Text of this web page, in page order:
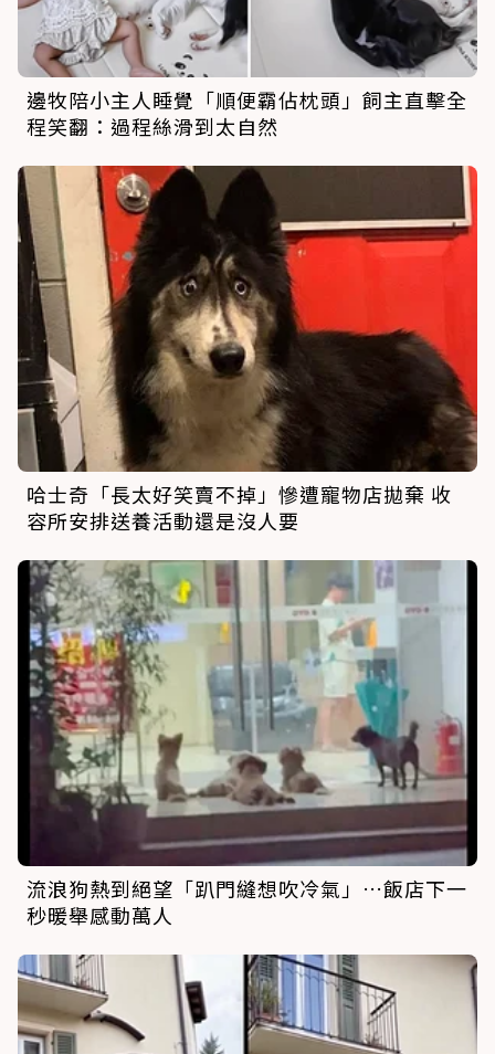
邊牧陪小主人睡覺「順便霸佔枕頭」飼主直擊全
程笑翻：過程絲滑到太自然
哈士奇「長太好笑賣不掉」慘遭寵物店拋棄 收
容所安排送養活動還是沒人要
流浪狗熱到絕望「趴門縫想吹冷氣」…飯店下一
秒暖舉感動萬人